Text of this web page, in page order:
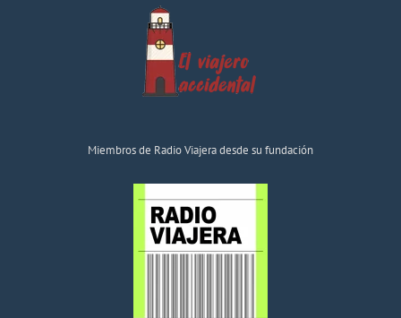
Miembros de Radio Viajera desde su fundación